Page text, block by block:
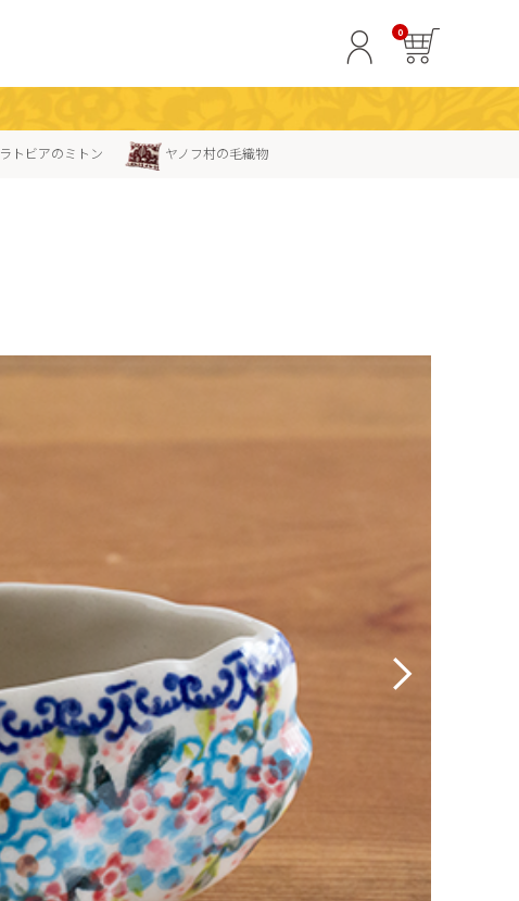
0
ラトビアのミトン ヤノフ村の毛織物